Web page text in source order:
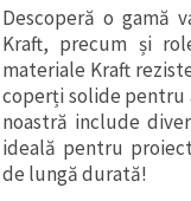
care le
cunoașteți,
suntem
siguri că
veți avea
cea mai
tare
experiență
aici,
amintindu-
Descoperă o gamă
Kraft, precum și
materiale Kraft
coperți solide pentru
noastră include
ideală pentru
de lungă durată!